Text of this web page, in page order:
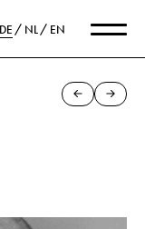
DE NL EN